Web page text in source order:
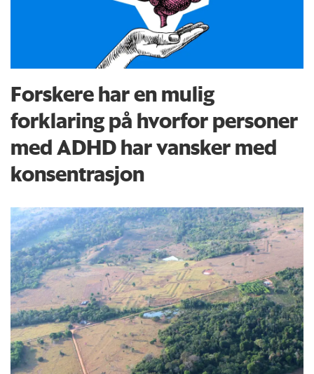
Forskere har en mulig
forklaring på hvorfor personer
med ADHD har vansker med
konsentrasjon